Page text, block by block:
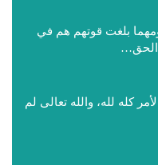
بلغت قوتهم هم في
الحق…
كله لله، والله تعالى لم